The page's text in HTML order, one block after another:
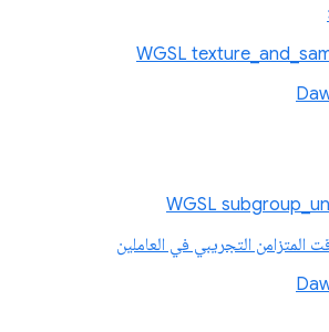
المتزامن التجريبي في العاملين